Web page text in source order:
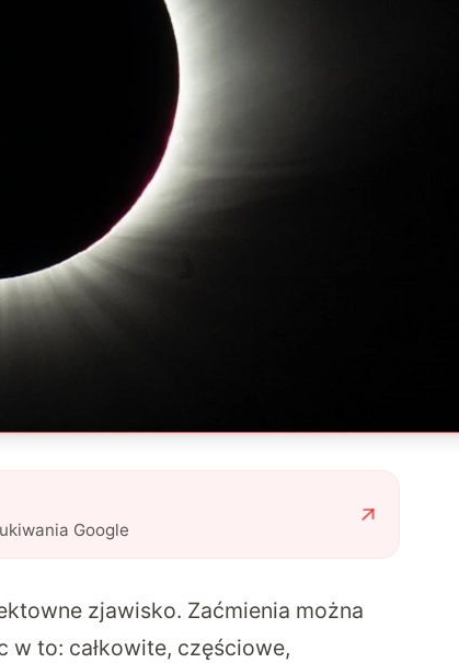
Google
zjawisko. Zaćmienia można
to: całkowite, częściowe,